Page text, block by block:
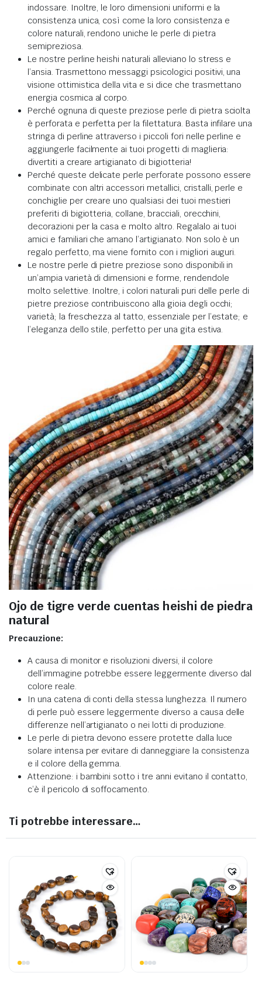
indossare. Inoltre, le loro dimensioni uniformi e la
consistenza unica, così come la loro consistenza e
colore naturali, rendono uniche le perle di pietra
semipreziosa.
Le nostre perline heishi naturali alleviano lo stress e
l’ansia. Trasmettono messaggi psicologici positivi, una
visione ottimistica della vita e si dice che trasmettano
energia cosmica al corpo.
Perché ognuna di queste preziose perle di pietra sciolta
è perforata e perfetta per la filettatura. Basta infilare una
stringa di perline attraverso i piccoli fori nelle perline e
aggiungerle facilmente ai tuoi progetti di maglieria:
divertiti a creare artigianato di bigiotteria!
Perché queste delicate perle perforate possono essere
combinate con altri accessori metallici, cristalli, perle e
conchiglie per creare uno qualsiasi dei tuoi mestieri
preferiti di bigiotteria, collane, bracciali, orecchini,
decorazioni per la casa e molto altro. Regalalo ai tuoi
amici e familiari che amano l’artigianato. Non solo è un
regalo perfetto, ma viene fornito con i migliori auguri.
Le nostre perle di pietre preziose sono disponibili in
un’ampia varietà di dimensioni e forme, rendendole
molto selettive. Inoltre, i colori naturali puri delle perle di
pietre preziose contribuiscono alla gioia degli occhi;
varietà; la freschezza al tatto, essenziale per l’estate; e
l’eleganza dello stile, perfetto per una gita estiva.
Ojo de tigre verde cuentas heishi de piedra
natural
Precauzione:
A causa di monitor e risoluzioni diversi, il colore
dell’immagine potrebbe essere leggermente diverso dal
colore reale.
In una catena di conti della stessa lunghezza. Il numero
di perle può essere leggermente diverso a causa delle
differenze nell’artigianato o nei lotti di produzione.
Le perle di pietra devono essere protette dalla luce
solare intensa per evitare di danneggiare la consistenza
e il colore della gemma.
Attenzione: i bambini sotto i tre anni evitano il contatto,
c’è il pericolo di soffocamento.
Ti potrebbe interessare…